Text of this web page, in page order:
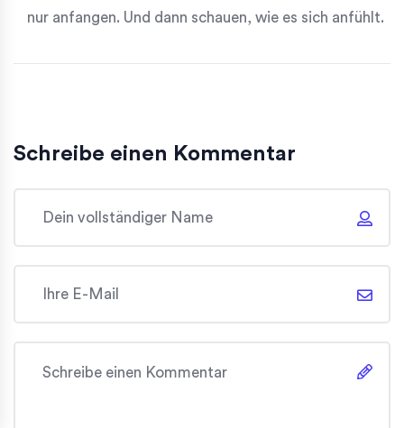
nur anfangen. Und dann schauen, wie es sich anfühlt.
Schreibe einen Kommentar